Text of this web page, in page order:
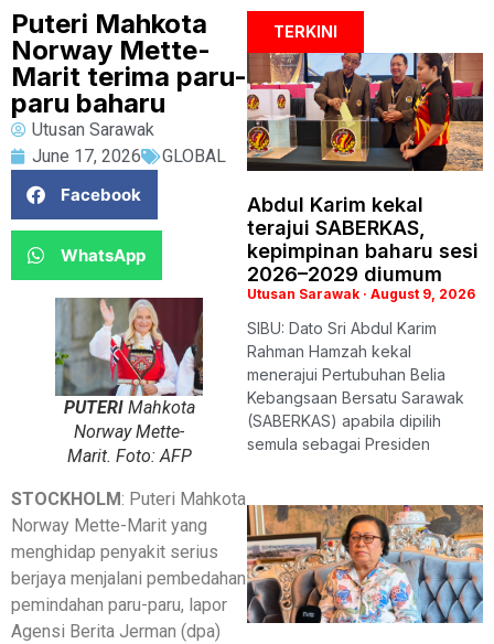
Puteri Mahkota
Norway Mette-
Marit terima paru-
paru baharu
Utusan Sarawak
June 17, 2026
GLOBAL
Facebook
WhatsApp
PUTERIMahkota
Norway Mette-
Marit. Foto: AFP
STOCKHOLM: Puteri Mahkota
Norway Mette-Marit yang
menghidap penyakit serius
berjaya menjalani pembedahan
pemindahan paru-paru, lapor
Agensi Berita Jerman (dpa)
TERKINI
Abdul Karim kekal
terajui SABERKAS,
kepimpinan baharu sesi
2026–2029 diumum
Utusan Sarawak August 9, 2026
SIBU: Dato Sri Abdul Karim
Rahman Hamzah kekal
menerajui Pertubuhan Belia
Kebangsaan Bersatu Sarawak
(SABERKAS) apabila dipilih
semula sebagai Presiden